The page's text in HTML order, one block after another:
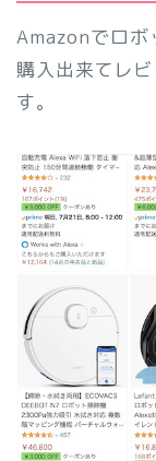
Amazonでロボ
購入出来てレ
す。